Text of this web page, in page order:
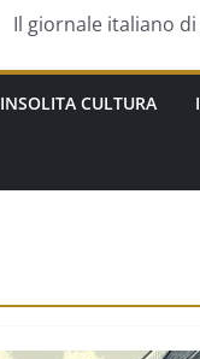
Il giornale italiano
INSOLITA CULTURA